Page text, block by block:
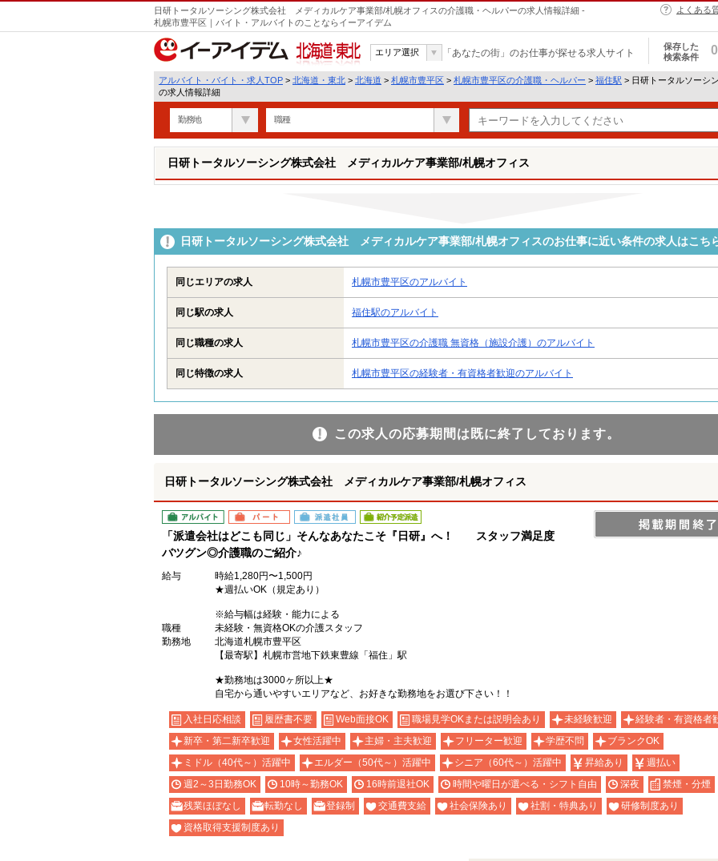
日研トータルソーシング株式会社 メディカルケア事業部/札幌オフィスの介護職・ヘルパーの求人情報詳細 -
札幌市豊平区｜バイト・アルバイトのことならイーアイデム
よくある
北海道・東北
エリア選択 「あなたの街」のお仕事が探せる求人サイト
保存した
検索条件
0
アルバイト・バイト・求人TOP > 北海道・東北 > 北海道 > 札幌市豊平区 > 札幌市豊平区の介護職・ヘルパー > 福住駅 > 日研トータルソーシ
の求人情報詳細
勤務地 職種
日研トータルソーシング株式会社 メディカルケア事業部/札幌オフィス
日研トータルソーシング株式会社 メディカルケア事業部/札幌オフィスのお仕事に近い条件の求人はこち
同じエリアの求人 札幌市豊平区のアルバイト
同じ駅の求人 福住駅のアルバイト
同じ職種の求人 札幌市豊平区の介護職 無資格（施設介護）のアルバイト
同じ特徴の求人 札幌市豊平区の経験者・有資格者歓迎のアルバイト
この求人の応募期間は既に終了しております。
日研トータルソーシング株式会社 メディカルケア事業部/札幌オフィス
アルバイト パート 派遣社員 紹介予定派遣
「派遣会社はどこも同じ」そんなあなたこそ『日研』へ！ スタッフ満足度
バツグン◎介護職のご紹介♪
給与
時給1,280円〜1,500円
★週払いOK（規定あり）
※給与幅は経験・能力による
職種
未経験・無資格OKの介護スタッフ
勤務地
北海道札幌市豊平区
【最寄駅】札幌市営地下鉄東豊線「福住」駅
★勤務地は3000ヶ所以上★
自宅から通いやすいエリアなど、お好きな勤務地をお選び下さい！！
入社日応相談 履歴書不要 Web面接OK 職場見学OKまたは説明会あり 未経験歓迎
経験者・有資格者
新卒・第二新卒歓迎
女性活躍中 主婦・主夫歓迎 フリーター歓迎 学歴不問
ブランクOK
ミドル（40代～）活躍中
エルダー（50代～）活躍中 シニア（60代～）活躍中 昇給あり
週払い
週2～3日勤務OK
10時～勤務OK 16時前退社OK 時間や曜日が選べる・シフト自由 深夜
禁煙・分煙
残業ほぼなし
転勤なし 登録制 交通費支給 社会保険あり 社割・特典あり
研修制度あり
資格取得支援制度あり